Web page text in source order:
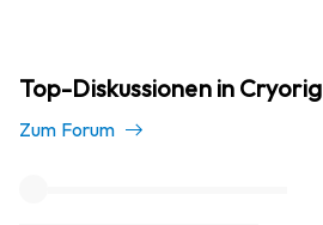
Top-Diskussionen in Cryorig
Zum Forum